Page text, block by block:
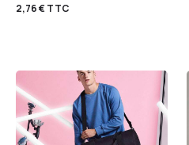
2,76€TTC